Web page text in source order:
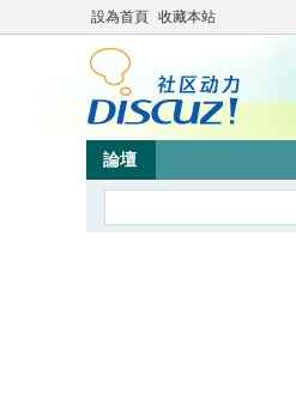
設為首頁 收藏本站
論壇